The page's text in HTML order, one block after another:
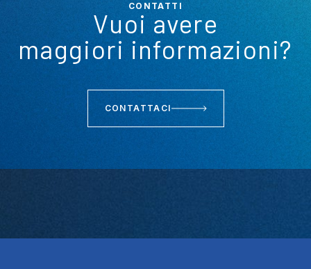
CONTATTI
Vuoi avere
maggiori informazioni?
CONTATTACI